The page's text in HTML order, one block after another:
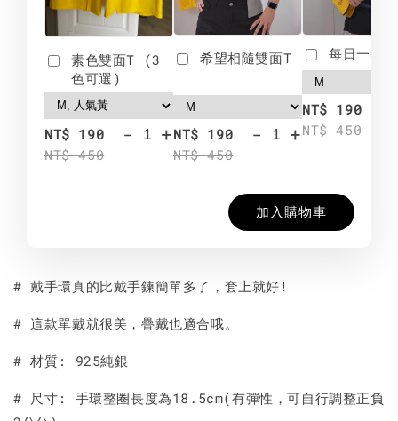
素色雙面T (3
色可選)
NT$ 190
NT$ 450
- +
希望相隨雙面T
NT$ 190
NT$ 450
- +
每日一笑
NT$ 190
NT$ 450
加入購物車
# 戴手環真的比戴手鍊簡單多了，套上就好!
# 這款單戴就很美，疊戴也適合哦。
# 材質: 925純銀
# 尺寸: 手環整圈長度為18.5cm(有彈性，可自行調整正負